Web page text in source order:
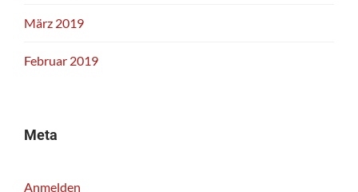
März 2019
Februar 2019
Meta
Anmelden